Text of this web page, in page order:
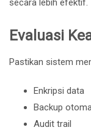
secara lebih efektif.
Evaluasi
Pastikan sistem
Enkripsi data
Backup
Audit trail